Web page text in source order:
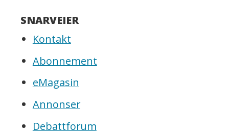
SNARVEIER
Kontakt
Abonnement
eMagasin
Annonser
Debattforum